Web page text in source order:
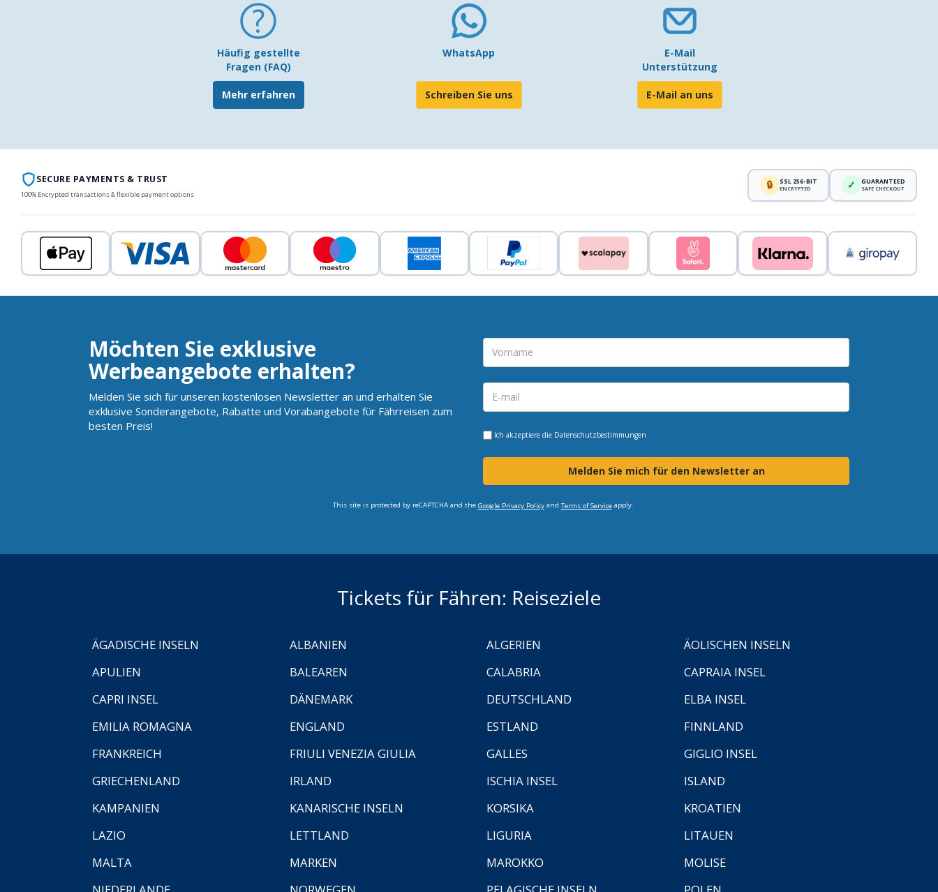
Häufig gestellte
Fragen (FAQ)
Mehr erfahren
WhatsApp
Schreiben Sie uns
E-Mail
Unterstützung
E-Mail an uns
SECURE PAYMENTS & TRUST
100% Encrypted transactions & flexible payment options
🔒 SSL 256-BIT
ENCRYPTED ✓ GUARANTEED
SAFE CHECKOUT
Möchten Sie exklusive
Werbeangebote erhalten?
Melden Sie sich für unseren kostenlosen Newsletter an und erhalten Sie
exklusive Sonderangebote, Rabatte und Vorabangebote für Fährreisen zum
besten Preis!
Ich akzeptiere die Datenschutzbestimmungen
Melden Sie mich für den Newsletter an
This site is protected by reCAPTCHA and the Google Privacy Policyand Terms of Serviceapply.
Tickets für Fähren: Reiseziele
ÄGADISCHE INSELN ALBANIEN ALGERIEN
ÄOLISCHEN INSELN
APULIEN
BALEAREN CALABRIA
CAPRAIA INSEL
CAPRI INSEL
DÄNEMARK DEUTSCHLAND
ELBA INSEL
EMILIA ROMAGNA
ENGLAND ESTLAND
FINNLAND
FRANKREICH
FRIULI VENEZIA GIULIA GALLES
GIGLIO INSEL
GRIECHENLAND
IRLAND ISCHIA INSEL
ISLAND
KAMPANIEN
KANARISCHE INSELN KORSIKA
KROATIEN
LAZIO
LETTLAND LIGURIA
LITAUEN
MALTA
MARKEN MAROKKO
MOLISE